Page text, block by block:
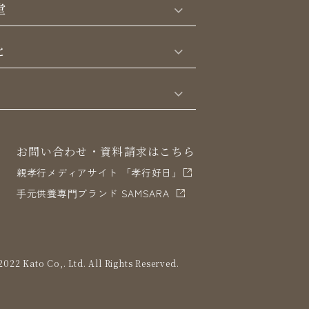
お問い合わせ・資料請求はこちら
親孝行メディアサイト 「孝行好日」
⼿元供養専⾨ブランド SAMSARA
Kato Co,. Ltd. All Rights Reserved.